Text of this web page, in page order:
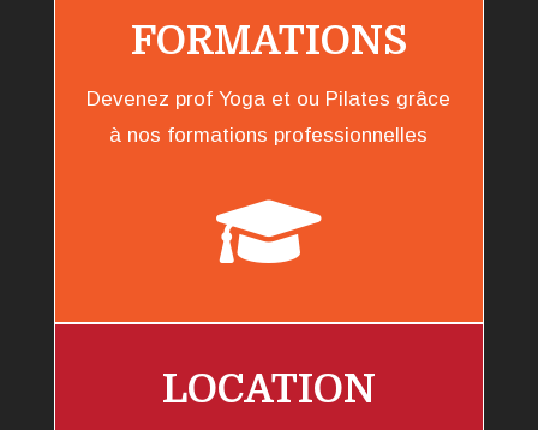
FORMATIONS
Devenez prof Yoga et ou Pilates grâce
à nos formations professionnelles

LOCATION